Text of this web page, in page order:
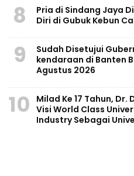
8
Pria di Sindang Jaya
Diri di Gubuk Kebun
9
Sudah Disetujui
kendaraan di Banten
Agustus 2026
10
Milad Ke 17 Tahun, Dr.
Visi World Class
Industry Sebagai